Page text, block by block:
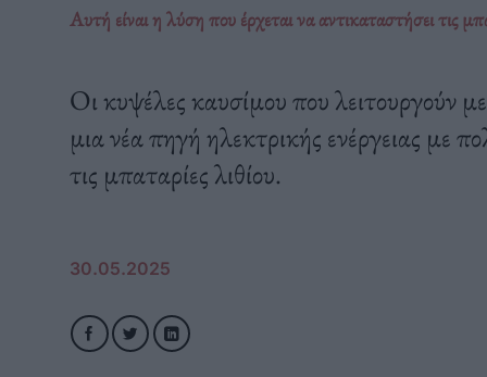
Αυτή είναι η λύση που έρχεται να αντικαταστήσει τις
Οι κυψέλες καυσίμου που λειτουργούν
μια νέα πηγή ηλεκτρικής ενέργειας με
τις μπαταρίες λιθίου.
30.05.2025